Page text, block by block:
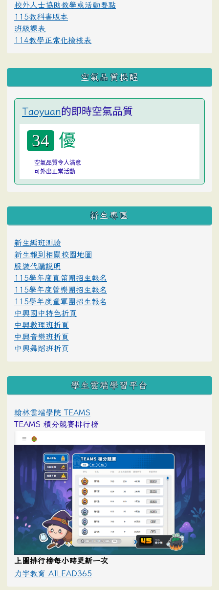
校外人士協助教學或活動要點
115教科書版本
班級課表
114教學正常化檢核表
空氣品質提醒
Taoyuan的即時空氣品質
34 優
空氣品質令人滿意
可外出正常活動
:::
新生專區
新生編班測驗
新生報到相關校園地圖
服裝代購說明
115學年度直笛團招生報名
115學年度管樂團招生報名
115學年度童軍團招生報名
中興國中特色折頁
中興數理班折頁
中興音樂班折頁
中興舞蹈班折頁
學生雲端學習平台
翰林雲端學院 TEAMS
TEAMS 積分競賽排行榜
上圖排行榜每小時更新一次
力宇教育 AILEAD365